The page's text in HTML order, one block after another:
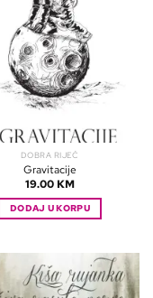
DOBRA RIJEČ
Gravitacije
19.00 KM
DODAJ U KORPU